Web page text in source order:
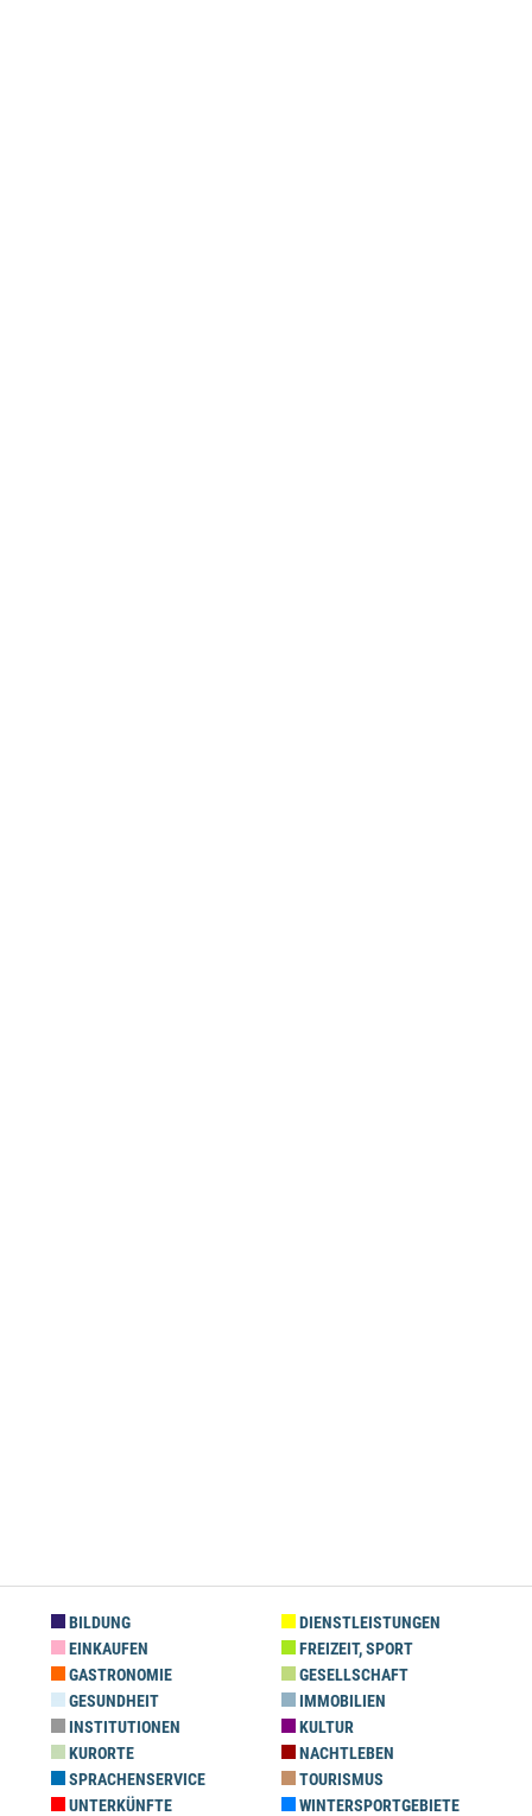
BILDUNG
DIENSTLEISTUNGEN
EINKAUFEN
FREIZEIT, SPORT
GASTRONOMIE
GESELLSCHAFT
GESUNDHEIT
IMMOBILIEN
INSTITUTIONEN
KULTUR
KURORTE
NACHTLEBEN
SPRACHENSERVICE
TOURISMUS
UNTERKÜNFTE
WINTERSPORTGEBIETE